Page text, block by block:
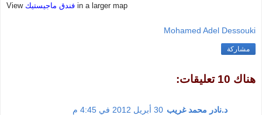
View فندق ماجيستيك in a larger map
Mohamed Adel Dessouki
مشاركة
هناك 10 تعليقات:
د.نادر محمد غريب 30 أبريل 2012 في 4:45 م